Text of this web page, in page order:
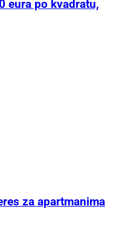
eura po kvadratu,
za apartmanima